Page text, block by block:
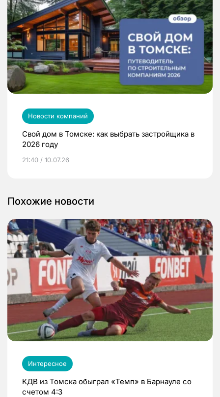
Новости компаний
Свой дом в Томске: как выбрать застройщика в
2026 году
21:40 / 10.07.26
Похожие новости
Интересное
КДВ из Томска обыграл «Темп» в Барнауле со
счетом 4:3